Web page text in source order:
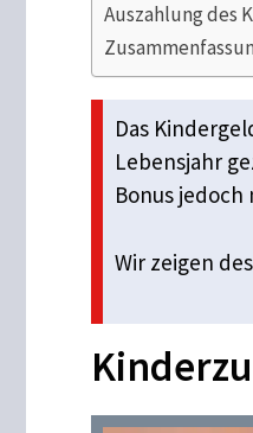
Auszahlung des
Das
Lebensjahr
Bonus
Wir zeigen